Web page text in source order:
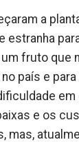
a
estranha
fruto que
país e
em
e os
mas,